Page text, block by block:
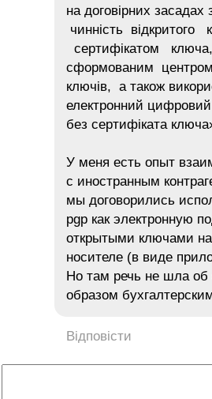
на договірних засадах
чинність відкритого
сертифікатом ключа,
сформованим центром
ключів, а також
електронний цифровий
без сертифіката
У меня есть опыт
с иностранным
мы договорились
pgp как электронную
открытыми ключами
носителе (в виде
Но там речь не шла об
образом
Відповісти